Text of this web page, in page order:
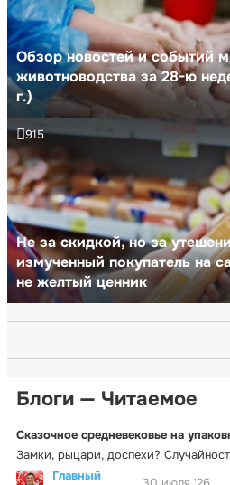
Обзор новостей и событий
животноводства за 28-ю
г.)
Не за скидкой, но за
измученный покупатель на
не желтый ценник
915
Блоги — Читаемое
Сказочное средневековье на
Замки, рыцари, доспехи?
Главный